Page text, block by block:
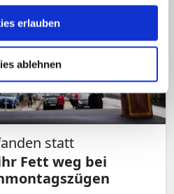
erlauben
ablehnen
statt
Fett weg bei